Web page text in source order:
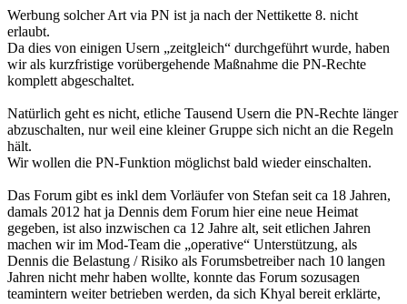
Werbung solcher Art via PN ist ja nach der Nettikette 8. nicht
erlaubt.
Da dies von einigen Usern „zeitgleich“ durchgeführt wurde, haben
wir als kurzfristige vorübergehende Maßnahme die PN-Rechte
komplett abgeschaltet.
Natürlich geht es nicht, etliche Tausend Usern die PN-Rechte länger
abzuschalten, nur weil eine kleiner Gruppe sich nicht an die Regeln
hält.
Wir wollen die PN-Funktion möglichst bald wieder einschalten.
Das Forum gibt es inkl dem Vorläufer von Stefan seit ca 18 Jahren,
damals 2012 hat ja Dennis dem Forum hier eine neue Heimat
gegeben, ist also inzwischen ca 12 Jahre alt, seit etlichen Jahren
machen wir im Mod-Team die „operative“ Unterstützung, als
Dennis die Belastung / Risiko als Forumsbetreiber nach 10 langen
Jahren nicht mehr haben wollte, konnte das Forum sozusagen
teamintern weiter betrieben werden, da sich Khyal bereit erklärte,